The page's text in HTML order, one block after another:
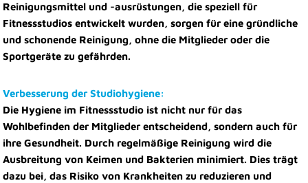
Reinigungsmittel und -ausrüstungen, die speziell für
Fitnessstudios entwickelt wurden, sorgen für eine gründliche
und schonende Reinigung, ohne die Mitglieder oder die
Sportgeräte zu gefährden.
Verbesserung der Studiohygiene:
Die Hygiene im Fitnessstudio ist nicht nur für das
Wohlbefinden der Mitglieder entscheidend, sondern auch für
ihre Gesundheit. Durch regelmäßige Reinigung wird die
Ausbreitung von Keimen und Bakterien minimiert. Dies trägt
dazu bei, das Risiko von Krankheiten zu reduzieren und